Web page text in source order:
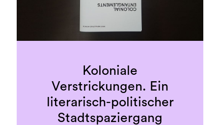
Koloniale
Verstrickungen. Ein
literarisch-politischer
Stadtspaziergang